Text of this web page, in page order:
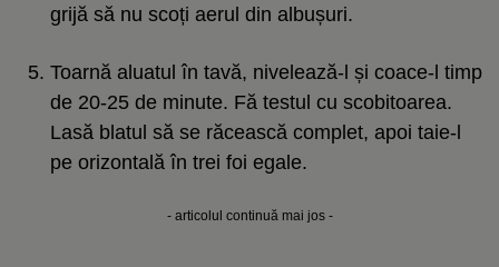
grijă să nu scoți aerul din albușuri.
Toarnă aluatul în tavă, nivelează-l și coace-l timp
de 20-25 de minute. Fă testul cu scobitoarea.
Lasă blatul să se răcească complet, apoi taie-l
pe orizontală în trei foi egale.
- articolul continuă mai jos -